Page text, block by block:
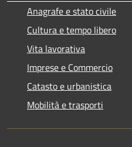
Anagrafe e stato civile
Cultura e tempo libero
Vita lavorativa
Imprese e Commercio
Catasto e urbanistica
Mobilità e trasporti